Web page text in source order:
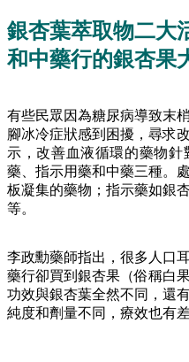
銀杏葉萃取物二大
和中藥行的銀杏果
有些民眾因為糖尿病導致末
腳冰冷症狀感到困擾，尋求
示，改善血液循環的藥物針
藥、指示用藥和中藥三種。
板凝集的藥物；指示藥如銀
等。
李政勳藥師指出，很多人口
藥行卻買到銀杏果（俗稱白
功效與銀杏葉全然不同，還
純度和劑量不同，療效也有差